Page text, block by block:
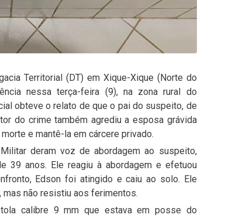
Territorial (DT) em Xique-Xique (Norte do
nessa terça-feira (9), na zona rural do
obteve o relato de que o pai do suspeito, de
do crime também agrediu a esposa grávida
e mantê-la em cárcere privado.
deram voz de abordagem ao suspeito,
39 anos. Ele reagiu à abordagem e efetuou
Edson foi atingido e caiu ao solo. Ele
mas não resistiu aos ferimentos.
calibre 9 mm que estava em posse do